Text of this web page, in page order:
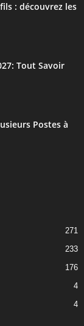
: découvrez les
Tout Savoir
Postes à
271
233
176
4
4